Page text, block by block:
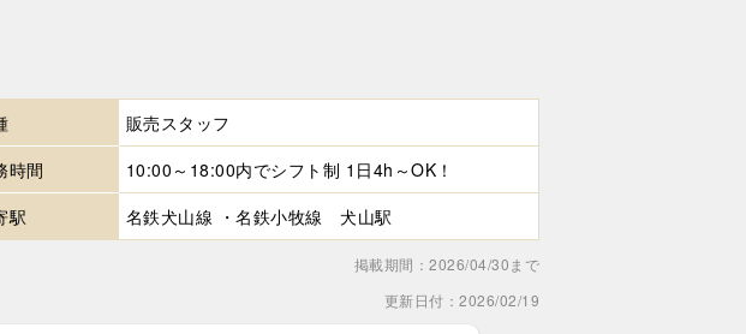
販売スタッフ
時間
10:00～18:00内でシフト制 1日4h～OK！
駅 名鉄犬山線 ・名鉄小牧線 犬山駅
掲載期間：2026/04/30まで
更新日付：2026/02/19